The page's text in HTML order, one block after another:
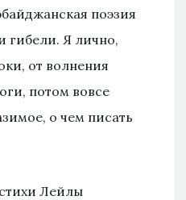
поэзия
гибели. Я лично,
от волнения
потом вовсе
о чем писать
Лейлы